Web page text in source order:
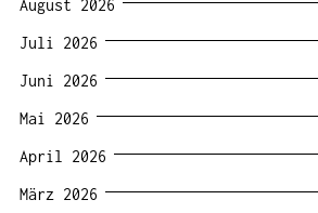
August 2026
Juli 2026
Juni 2026
Mai 2026
April 2026
März 2026